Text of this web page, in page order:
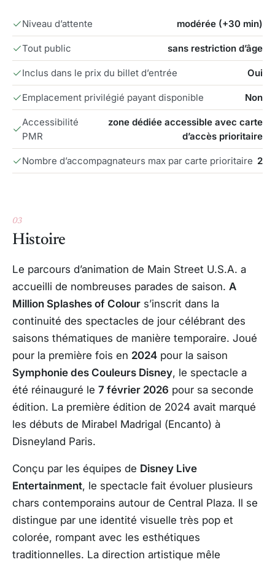
Niveau d’attente modérée (+30 min)
Tout public sans restriction d’âge
Inclus dans le prix du billet d’entrée Oui
Emplacement privilégié payant disponible Non
Accessibilité
PMR
zone dédiée accessible avec carte
d’accès prioritaire
Nombre d’accompagnateurs max par carte prioritaire 2
03
Histoire
Le parcours d’animation de Main Street U.S.A. a
accueilli de nombreuses parades de saison. A
Million Splashes of Colour s’inscrit dans la
continuité des spectacles de jour célébrant des
saisons thématiques de manière temporaire. Joué
pour la première fois en 2024 pour la saison
Symphonie des Couleurs Disney, le spectacle a
été réinauguré le 7 février 2026 pour sa seconde
édition. La première édition de 2024 avait marqué
les débuts de Mirabel Madrigal (Encanto) à
Disneyland Paris.
Conçu par les équipes de Disney Live
Entertainment, le spectacle fait évoluer plusieurs
chars contemporains autour de Central Plaza. Il se
distingue par une identité visuelle très pop et
colorée, rompant avec les esthétiques
traditionnelles. La direction artistique mêle